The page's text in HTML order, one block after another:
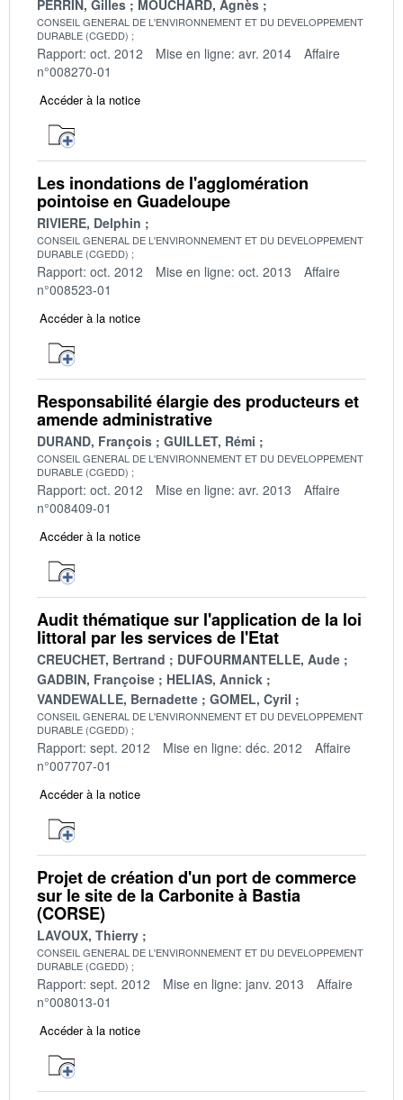
PERRIN, Gilles MOUCHARD, Agnès
CONSEIL GENERAL DE L'ENVIRONNEMENT ET DU DEVELOPPEMENT
DURABLE (CGEDD)
Rapport: oct. 2012 Mise en ligne: avr. 2014
Affaire
n°008270-01
Accéder à la notice
Les inondations de l'agglomération
pointoise en Guadeloupe
RIVIERE, Delphin
CONSEIL GENERAL DE L'ENVIRONNEMENT ET DU DEVELOPPEMENT
DURABLE (CGEDD)
Rapport: oct. 2012 Mise en ligne: oct. 2013
Affaire
n°008523-01
Accéder à la notice
Responsabilité élargie des producteurs et
amende administrative
DURAND, François GUILLET, Rémi
CONSEIL GENERAL DE L'ENVIRONNEMENT ET DU DEVELOPPEMENT
DURABLE (CGEDD)
Rapport: oct. 2012 Mise en ligne: avr. 2013
Affaire
n°008409-01
Accéder à la notice
Audit thématique sur l'application de la loi
littoral par les services de l'Etat
CREUCHET, Bertrand
DUFOURMANTELLE, Aude
GADBIN, Françoise
HELIAS, Annick
VANDEWALLE, Bernadette
GOMEL, Cyril
CONSEIL GENERAL DE L'ENVIRONNEMENT ET DU DEVELOPPEMENT
DURABLE (CGEDD)
Rapport: sept. 2012 Mise en ligne: déc. 2012
Affaire
n°007707-01
Accéder à la notice
Projet de création d'un port de commerce
sur le site de la Carbonite à Bastia
(CORSE)
LAVOUX, Thierry
CONSEIL GENERAL DE L'ENVIRONNEMENT ET DU DEVELOPPEMENT
DURABLE (CGEDD)
Rapport: sept. 2012 Mise en ligne: janv. 2013
Affaire
n°008013-01
Accéder à la notice